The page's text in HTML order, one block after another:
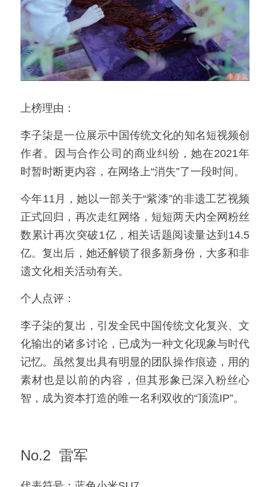
上榜理由：
李子柒是一位展示中国传统文化的知名短视频创
作者。因与合作公司的商业纠纷，她在2021年
时暂时断更内容，在网络上“消失”了一段时间。
今年11月，她以一部关于“紫漆”的非遗工艺视频
正式回归，再次走红网络，短短两天内全网粉丝
数累计再次突破1亿，相关话题阅读量达到14.5
亿。复出后，她还解锁了很多新身份，大多和非
遗文化相关活动有关。
个人点评：
李子柒的复出，引发全民中国传统文化复兴、文
化输出的诸多讨论，已成为一种文化现象与时代
记忆。虽然复出具有明显的团队操作痕迹，用的
素材也是以前的内容，但其形象已深入粉丝心
智，成为资本打造的唯一名利双收的“顶流IP”。
No.2  雷军